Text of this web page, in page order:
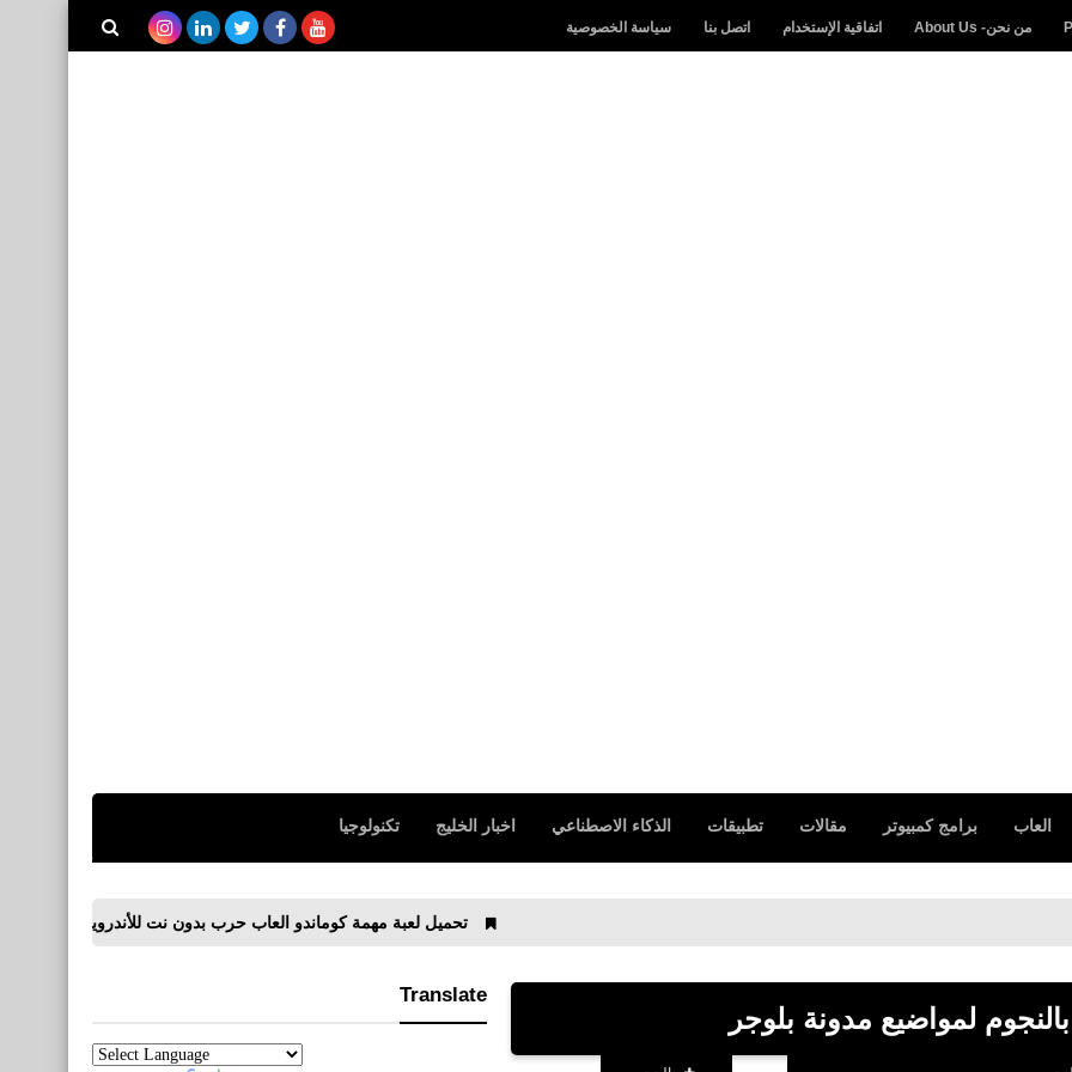
من نحن- About Us اتفاقية الإستخدام اتصل بنا سياسة الخصوصية
العاب برامج كمبيوتر مقالات تطبيقات الذكاء الاصطناعي اخبار الخليج تكنولوجيا
تحميل لعبة مهمة كوماندو العاب حرب بدون نت للأندرويد APK
لمواضيع مدونة بلوجر
Translate